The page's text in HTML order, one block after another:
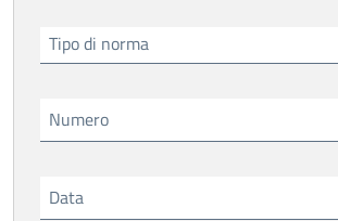
Tipo di norma
Numero
Data